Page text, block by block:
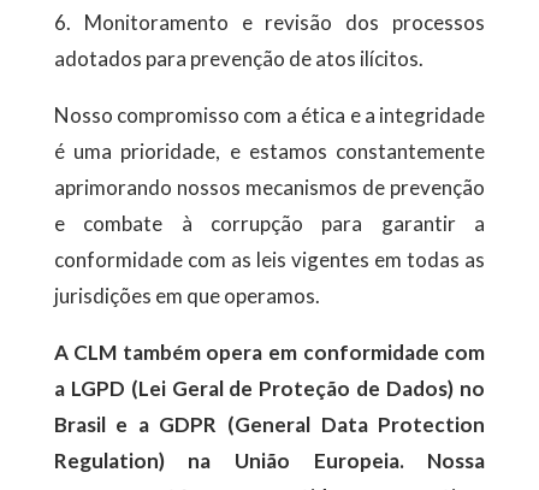
6. Monitoramento e revisão dos processos
adotados para prevenção de atos ilícitos.
Nosso compromisso com a ética e a integridade
é uma prioridade, e estamos constantemente
aprimorando nossos mecanismos de prevenção
e combate à corrupção para garantir a
conformidade com as leis vigentes em todas as
jurisdições em que operamos.
A CLM também opera em conformidade com
a LGPD (Lei Geral de Proteção de Dados) no
Brasil e a GDPR (General Data Protection
Regulation) na União Europeia. Nossa